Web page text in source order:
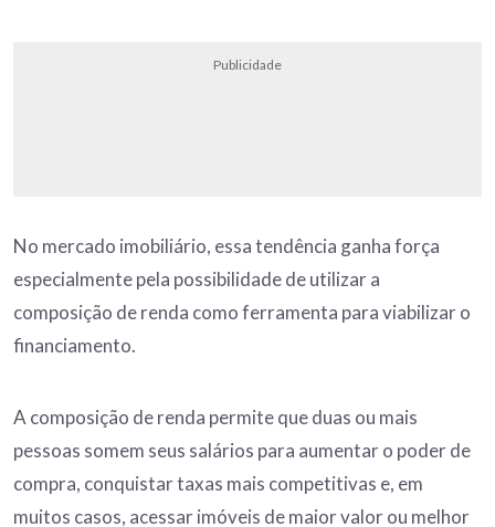
Publicidade
No mercado imobiliário, essa tendência ganha força
especialmente pela possibilidade de utilizar a
composição de renda como ferramenta para viabilizar o
financiamento.
A composição de renda permite que duas ou mais
pessoas somem seus salários para aumentar o poder de
compra, conquistar taxas mais competitivas e, em
muitos casos, acessar imóveis de maior valor ou melhor